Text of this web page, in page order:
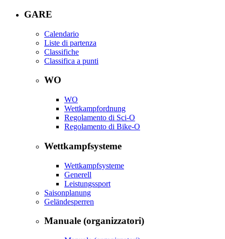
GARE
Calendario
Liste di partenza
Classifiche
Classifica a punti
WO
WO
Wettkampfordnung
Regolamento di Sci-O
Regolamento di Bike-O
Wettkampfsysteme
Wettkampfsysteme
Generell
Leistungssport
Saisonplanung
Geländesperren
Manuale (organizzatori)